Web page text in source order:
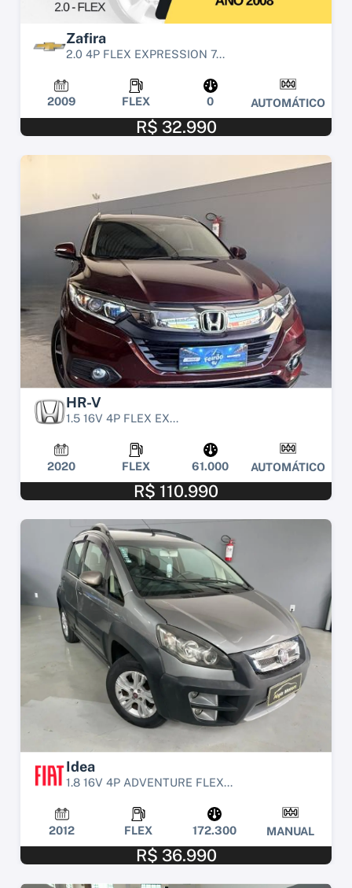
Zafira
2.0 4P FLEX EXPRESSION 7...
2009 FLEX 0 AUTOMÁTICO
R$ 32.990
HR-V
1.5 16V 4P FLEX EX...
2020 FLEX 61.000 AUTOMÁTICO
R$ 110.990
Idea
1.8 16V 4P ADVENTURE FLEX...
2012 FLEX 172.300 MANUAL
R$ 36.990